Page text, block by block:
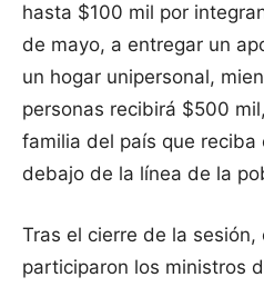
hasta $100 mil por
de mayo, a entregar un
un hogar unipersonal,
personas recibirá $500
familia del país que
debajo de la línea de la
Tras el cierre de la
participaron los ministros